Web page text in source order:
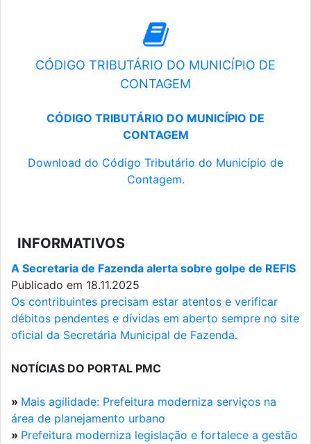
CÓDIGO TRIBUTÁRIO DO MUNICÍPIO DE
CONTAGEM
CÓDIGO TRIBUTÁRIO DO MUNICÍPIO DE
CONTAGEM
Download do Código Tributário do Município de
Contagem.
INFORMATIVOS
A Secretaria de Fazenda alerta sobre golpe de REFIS
Publicado em 18.11.2025
Os contribuintes precisam estar atentos e verificar
débitos pendentes e dívidas em aberto sempre no site
oficial da Secretária Municipal de Fazenda.
NOTÍCIAS DO PORTAL PMC
» Mais agilidade: Prefeitura moderniza serviços na
área de planejamento urbano
» Prefeitura moderniza legislação e fortalece a gestão